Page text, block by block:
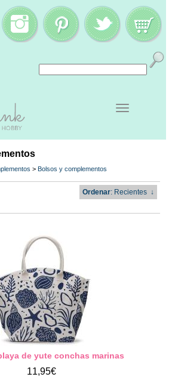
> Bolsos y complementos
Ordenar: Recientes↓
de yute conchas marinas
11,95€